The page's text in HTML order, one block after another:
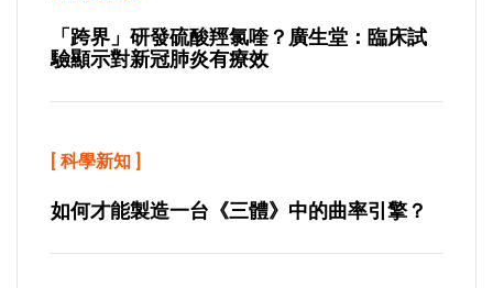
「跨界」研發硫酸羥氯喹？廣生堂：臨床試
驗顯示對新冠肺炎有療效
[ 科學新知 ]
如何才能製造一台《三體》中的曲率引擎？